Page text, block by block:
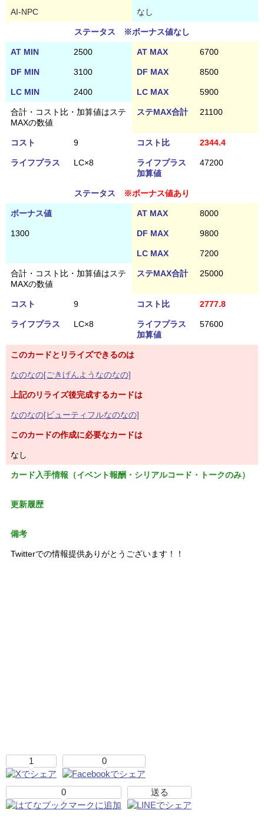
AI-NPC なし
ステータス ※ボーナス値なし
AT MIN 2500 AT MAX 6700
DF MIN 3100 DF MAX 8500
LC MIN 2400 LC MAX 5900
合計・コスト比・加算値はステ
MAXの数値
ステMAX合計 21100
コスト 9 コスト比 2344.4
ライフプラス LC×8
ライフプラス
加算値
47200
ステータス ※ボーナス値あり
ボーナス値 AT MAX 8000
1300 DF MAX 9800
LC MAX 7200
合計・コスト比・加算値はステ
MAXの数値
ステMAX合計 25000
コスト 9 コスト比 2777.8
ライフプラス LC×8
ライフプラス
加算値
57600
このカードとリライズできるのは
なのなの[ごきげんようなのなの]
上記のリライズ後完成するカードは
なのなの[ビューティフルなのなの]
このカードの作成に必要なカードは
なし
カード入手情報（イベント報酬・シリアルコード・トークのみ）
更新履歴
備考
Twitterでの情報提供ありがとうございます！！
1 0
0 送る